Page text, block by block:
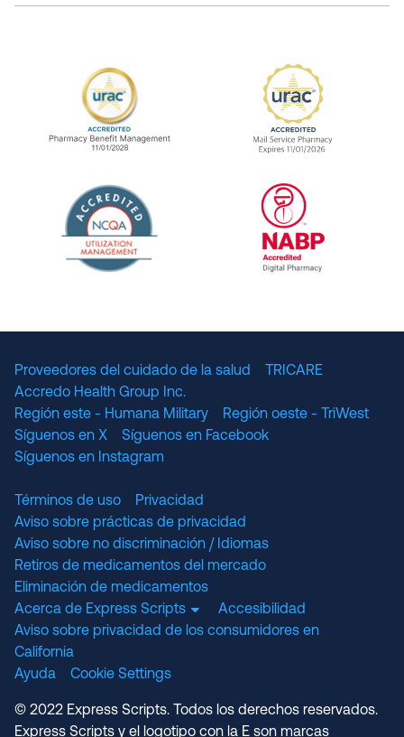
URAC Accredited Pharmacy Benefit
URAC
Proveedores del cuidado de la salud
TRICARE
Accredo Health Group Inc.
Región este - Humana Military
Región oeste - TriWest
Síguenos en X
Síguenos en Facebook
Síguenos en Instagram
Términos de uso
Privacidad
Aviso sobre prácticas de privacidad
Aviso sobre no discriminación / Idiomas
Retiros de medicamentos del mercado
Eliminación de medicamentos
Acerca de Express Scripts
Accesibilidad
Aviso sobre privacidad de los consumidores en
California
Ayuda
Cookie Settings
© 2022 Express Scripts. Todos los derechos reservados.
Express Scripts y el logotipo con la E son marcas